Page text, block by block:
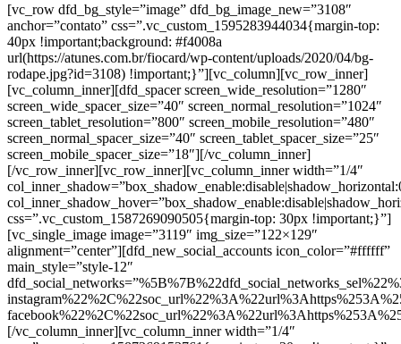
[vc_row dfd_bg_style=”image” dfd_bg_image_new=”3108″
anchor=”contato” css=”.vc_custom_1595283944034{margin-top:
40px !important;background: #f4008a
url(https://atunes.com.br/fiocard/wp-content/uploads/2020/04/bg-
rodape.jpg?id=3108) !important;}”][vc_column][vc_row_inner]
[vc_column_inner][dfd_spacer screen_wide_resolution=”1280″
screen_wide_spacer_size=”40″ screen_normal_resolution=”1024″
screen_tablet_resolution=”800″ screen_mobile_resolution=”480″
screen_normal_spacer_size=”40″ screen_tablet_spacer_size=”25″
screen_mobile_spacer_size=”18″][/vc_column_inner]
[/vc_row_inner][vc_row_inner][vc_column_inner width=”1/4″
css=”.vc_custom_1587269090505{margin-top: 30px !important;}”]
[vc_single_image image=”3119″ img_size=”122×129″
alignment=”center”][dfd_new_social_accounts icon_color=”#ffffff”
main_style=”style-12″
[/vc_column_inner][vc_column_inner width=”1/4″